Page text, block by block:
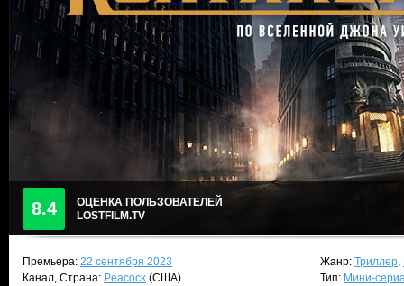
8.4
ОЦЕНКА ПОЛЬЗОВАТЕЛЕЙ
LOSTFILM.TV
Премьера: 22 сентября 2023
Канал, Страна: Peacock (США)
Жанр: Триллер,
Тип: Мини-